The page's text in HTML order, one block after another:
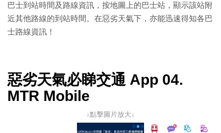
巴士到站時間及路線資訊，按地圖上的巴士站，顯示該站附
近其他路線的到站時間。在惡劣天氣下，亦能迅速得知各巴
士路線資訊！
惡劣天氣必睇交通 App 04.
MTR Mobile
↓點擊圖片放大↓